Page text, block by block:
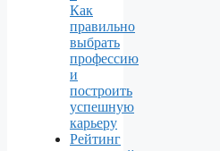
Как
правильно
выбрать
профессию
и
построить
успешную
карьеру
Рейтинг